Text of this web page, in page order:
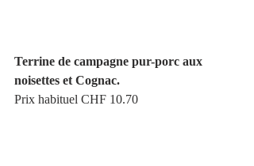
Terrine de campagne pur-porc aux
noisettes et Cognac.
Prix habituel CHF 10.70